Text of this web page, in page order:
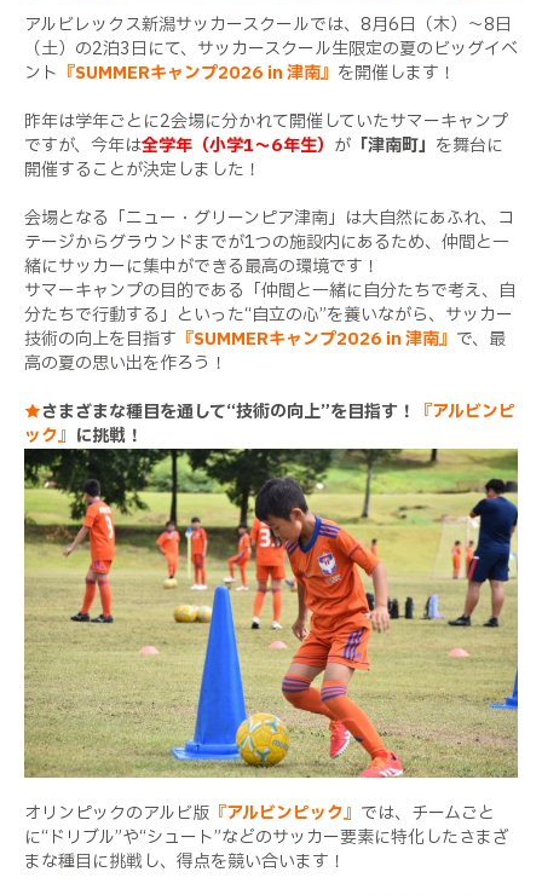
アルビレックス新潟サッカースクールでは、8月6日（木）～8日
（土）の2泊3日にて、サッカースクール生限定の夏のビッグイベ
ント 『SUMMERキャンプ2026 in 津南』 を開催します！
昨年は学年ごとに2会場に分かれて開催していたサマーキャンプ
ですが、今年は全学年（小学1～6年生） が 「津南町」 を舞台に
開催することが決定しました！
会場となる「ニュー・グリーンピア津南」は大自然にあふれ、コ
テージからグラウンドまでが1つの施設内にあるため、仲間と一
緒にサッカーに集中ができる最高の環境です！
サマーキャンプの目的である「仲間と一緒に自分たちで考え、自
分たちで行動する」といった“自立の心”を養いながら、サッカー
技術の向上を目指す 『SUMMERキャンプ2026 in 津南』 で、最
高の夏の思い出を作ろう！
★さまざまな種目を通して“技術の向上”を目指す！
『アルビンピ
ック』 に挑戦！
オリンピックのアルビ版 『アルビンピック』 では、チームごと
に“ドリブル”や“シュート”などのサッカー要素に特化したさまざ
まな種目に挑戦し、得点を競い合います！